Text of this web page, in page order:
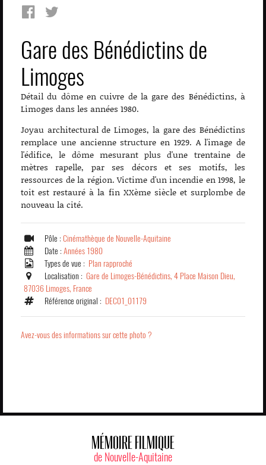
Gare des Bénédictins de
Limoges
Détail du dôme en cuivre de la gare des Bénédictins, à
Limoges dans les années 1980.
Joyau architectural de Limoges, la gare des Bénédictins
remplace une ancienne structure en 1929. A l'image de
l'édifice, le dôme mesurant plus d'une trentaine de
mètres rapelle, par ses décors et ses motifs, les
ressources de la région. Victime d'un incendie en 1998, le
toit est restauré à la fin XXème siècle et surplombe de
nouveau la cité.
Pôle : Cinémathèque de Nouvelle-Aquitaine
Date : Années 1980
Types de vue : Plan rapproché
Localisation : Gare de Limoges-Bénédictins, 4 Place Maison Dieu,
87036 Limoges, France
Référence original : DEC01_01179
Avez-vous des informations sur cette photo ?
MÉMOIRE FILMIQUE
de Nouvelle-Aquitaine